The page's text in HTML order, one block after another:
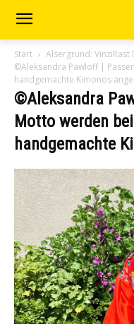
Start
Alsergrund:
©Aleksandra Pawloff |
handgemachte Kimonos
©Aleksandra
Motto werden
handgemachte